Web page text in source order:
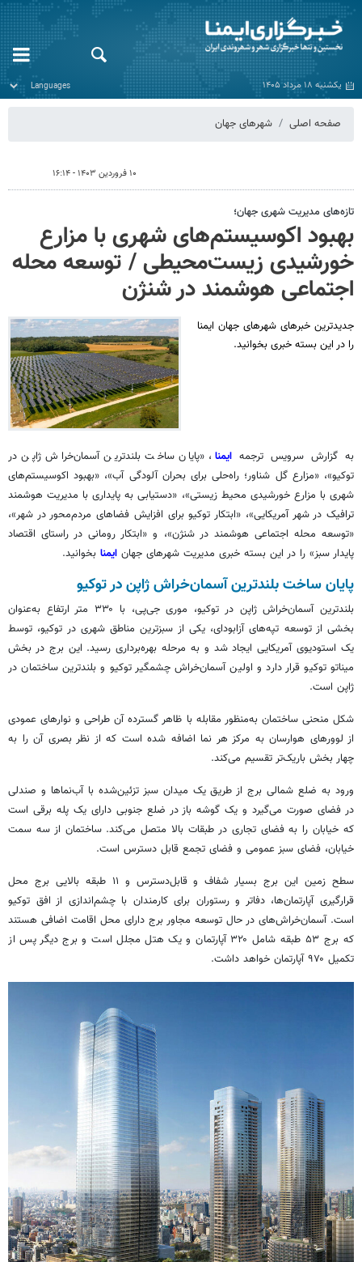
یکشنبه ۱۸ مرداد ۱۴۰۵
صفحه اصلی شهرهای جهان
۱۰ فروردین ۱۴۰۳ - ۱۶:۱۴
تازه‌های مدیریت شهری جهان؛
بهبود اکوسیستم‌های شهری با مزارع
خورشیدی زیست‌محیطی / توسعه محله
اجتماعی هوشمند در شنژن
جدیدترین خبرهای شهرهای جهان ایمنا
را در این بسته خبری بخوانید.
به گزارش سرویس ترجمه ایمنا، «پایان ساخت بلندترین آسمان‌خراش ژاپن در
توکیو»، «مزارع گل شناور؛ راه‌حلی برای بحران آلودگی آب»، «بهبود اکوسیستم‌های
شهری با مزارع خورشیدی محیط زیستی»، «دستیابی به پایداری با مدیریت هوشمند
ترافیک در شهر آمریکایی»، «ابتکار توکیو برای افزایش فضاهای مردم‌محور در شهر»،
«توسعه محله اجتماعی هوشمند در شنژن»، و «ابتکار رومانی در راستای اقتصاد
پایدار سبز» را در این بسته خبری مدیریت شهرهای جهان ایمنا بخوانید.
پایان ساخت بلندترین آسمان‌خراش ژاپن در توکیو
بلندترین آسمان‌خراش ژاپن در توکیو، موری جی‌پی، با ۳۳۰ متر ارتفاع به‌عنوان
بخشی از توسعه تپه‌های آزابودای، یکی از سبزترین مناطق شهری در توکیو، توسط
یک استودیوی آمریکایی ایجاد شد و به مرحله بهره‌برداری رسید. این برج در بخش
میناتو توکیو قرار دارد و اولین آسمان‌خراش چشمگیر توکیو و بلندترین ساختمان در
ژاپن است.
شکل منحنی ساختمان به‌منظور مقابله با ظاهر گسترده آن طراحی و نوارهای عمودی
از لوورهای هوارسان به مرکز هر نما اضافه شده است که از نظر بصری آن را به
چهار بخش باریک‌تر تقسیم می‌کند.
ورود به ضلع شمالی برج از طریق یک میدان سبز تزئین‌شده با آب‌نماها و صندلی
در فضای صورت می‌گیرد و یک گوشه باز در ضلع جنوبی دارای یک پله برقی است
که خیابان را به فضای تجاری در طبقات بالا متصل می‌کند. ساختمان از سه سمت
خیابان، فضای سبز عمومی و فضای تجمع قابل دسترس است.
سطح زمین این برج بسیار شفاف و قابل‌دسترس و ۱۱ طبقه بالایی برج محل
قرارگیری آپارتمان‌ها، دفاتر و رستوران برای کارمندان با چشم‌اندازی از افق توکیو
است. آسمان‌خراش‌های در حال توسعه مجاور برج دارای محل اقامت اضافی هستند
که برج ۵۳ طبقه شامل ۳۲۰ آپارتمان و یک هتل مجلل است و برج دیگر پس از
تکمیل ۹۷۰ آپارتمان خواهد داشت.